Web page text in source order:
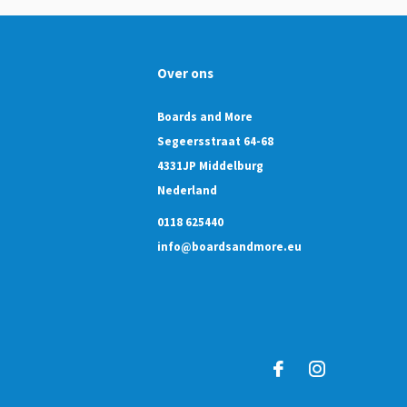
Over ons
Boards and More
Segeersstraat 64-68
4331JP Middelburg
Nederland
0118 625440
info@boardsandmore.eu